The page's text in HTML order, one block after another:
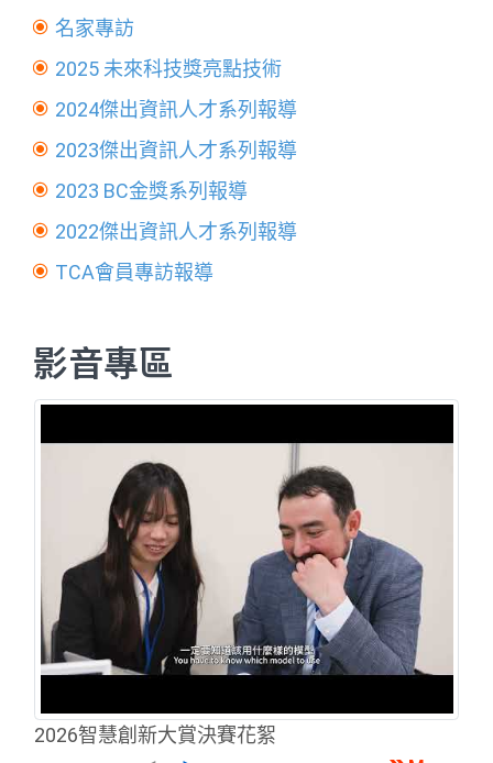
名家專訪
2025 未來科技獎亮點技術
2024傑出資訊人才系列報導
2023傑出資訊人才系列報導
2023 BC金獎系列報導
2022傑出資訊人才系列報導
TCA會員專訪報導
影音專區
2026智慧創新大賞決賽花絮